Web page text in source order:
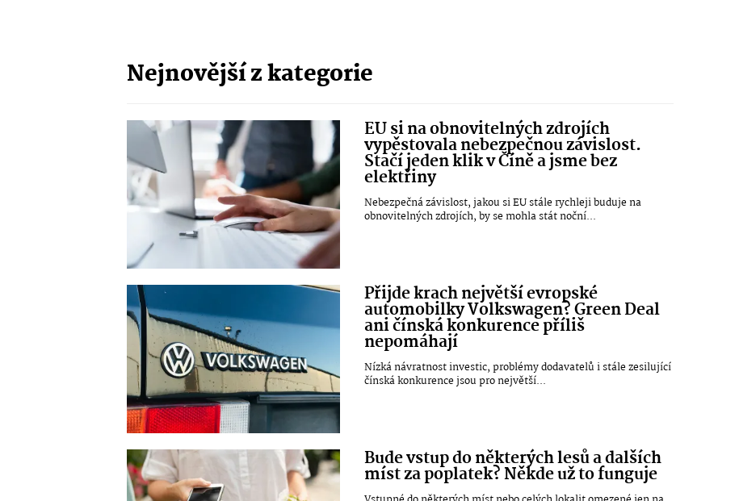
Nejnovější z kategorie
EU si na obnovitelných zdrojích
vypěstovala nebezpečnou závislost.
Stačí jeden klik v Číně a jsme bez
elektřiny
Nebezpečná závislost, jakou si EU stále rychleji buduje na
obnovitelných zdrojích, by se mohla stát noční...
Přijde krach největší evropské
automobilky Volkswagen? Green Deal
ani čínská konkurence příliš
nepomáhají
Nízká návratnost investic, problémy dodavatelů i stále zesilující
čínská konkurence jsou pro největší...
Bude vstup do některých lesů a dalších
míst za poplatek? Někde už to funguje